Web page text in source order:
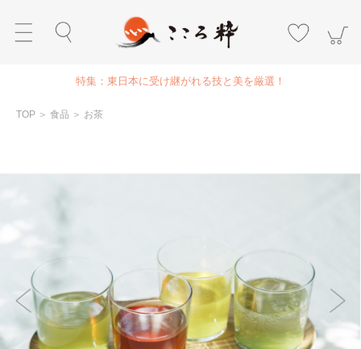
特集：東日本に受け継がれる技と美を厳選！
TOP ＞ 食品 ＞ お茶